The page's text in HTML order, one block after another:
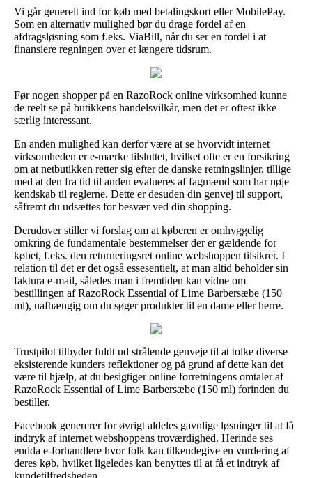
Vi går generelt ind for køb med betalingskort eller MobilePay.
Som en alternativ mulighed bør du drage fordel af en
afdragsløsning som f.eks. ViaBill, når du ser en fordel i at
finansiere regningen over et længere tidsrum.
Før nogen shopper på en RazoRock online virksomhed kunne
de reelt se på butikkens handelsvilkår, men det er oftest ikke
særlig interessant.
En anden mulighed kan derfor være at se hvorvidt internet
virksomheden er e-mærke tilsluttet, hvilket ofte er en forsikring
om at netbutikken retter sig efter de danske retningslinjer, tillige
med at den fra tid til anden evalueres af fagmænd som har nøje
kendskab til reglerne. Dette er desuden din genvej til support,
såfremt du udsættes for besvær ved din shopping.
Derudover stiller vi forslag om at køberen er omhyggelig
omkring de fundamentale bestemmelser der er gældende for
købet, f.eks. den returneringsret online webshoppen tilsikrer. I
relation til det er det også essesentielt, at man altid beholder sin
faktura e-mail, således man i fremtiden kan vidne om
bestillingen af RazoRock Essential of Lime Barbersæbe (150
ml), uafhængig om du søger produkter til en dame eller herre.
Trustpilot tilbyder fuldt ud strålende genveje til at tolke diverse
eksisterende kunders reflektioner og på grund af dette kan det
være til hjælp, at du besigtiger online forretningens omtaler af
RazoRock Essential of Lime Barbersæbe (150 ml) forinden du
bestiller.
Facebook genererer for øvrigt aldeles gavnlige løsninger til at få
indtryk af internet webshoppens troværdighed. Herinde ses
endda e-forhandlere hvor folk kan tilkendegive en vurdering af
deres køb, hvilket ligeledes kan benyttes til at få et indtryk af
kundetilfredsheden.